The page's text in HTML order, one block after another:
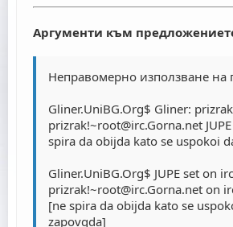
Аргументи към
Неправомерно използване на
Gliner.UniBG.Org$ Gliner: prizrak
prizrak!~root@irc.Gorna.net
spira da obijda kato se uspokoi
Gliner.UniBG.Org$ JUPE set on
prizrak!~root@irc.Gorna.net on
[ne spira da obijda kato se
zapovqda]